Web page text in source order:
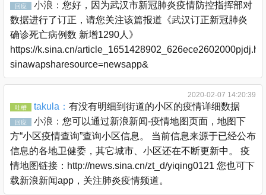
回应 小浪： 您好，因为武汉市新冠肺炎疫情防控指挥部对
数据进行了订正，请您关注该篇报道《武汉订正新冠肺炎
确诊死亡病例数 新增1290人》
https://k.sina.cn/
sinawapsharesource=newsapp&
2020-02-07 14:20:39
吐槽 takula： 有没有明细到街道的小区的疫情详细数据
回应 小浪： 您可以通过新浪新闻-疫情地图页面，地图下
方“小区疫情查询”查询小区信息。 当前信息来源于已经公布
信息的各地卫健委，其它城市、小区还在不断更新中。 疫
情地图链接：http://news.sina.cn/zt_d/yiqing0121 您也可下
载新浪新闻app，关注肺炎疫情频道。